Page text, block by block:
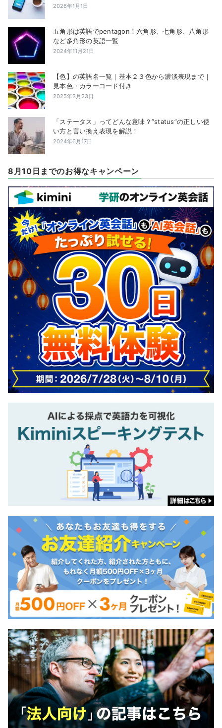
2026年1月1日
五角形は英語でpentagon！六角形、七角形、八角形
など多角形の英語一覧
2024年11月21日
【色】の英語名一覧｜基本２３色から濃淡表現まで｜
見本色・カラーコード付き
2025年3月23日
「ステータス」ってどんな意味？”status”の正しい使
い方と言い換え表現を解説！
2024年6月17日
8月10日までのお得なキャンペーン